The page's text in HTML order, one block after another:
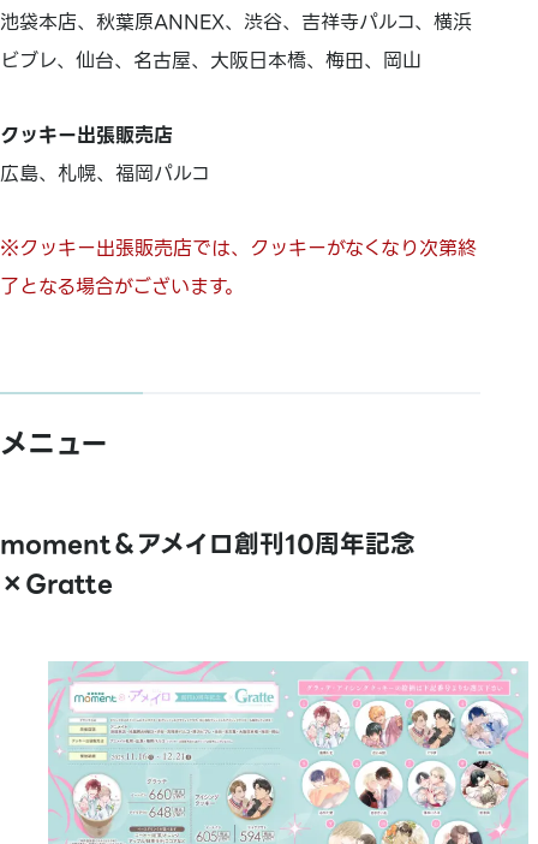
池袋本店、秋葉原ANNEX、渋谷、吉祥寺パルコ、横浜
ビブレ、仙台、名古屋、大阪日本橋、梅田、岡山
クッキー出張販売店
広島、札幌、福岡パルコ
※クッキー出張販売店では、クッキーがなくなり次第終
了となる場合がございます。
メニュー
moment＆アメイロ創刊10周年記念
×Gratte